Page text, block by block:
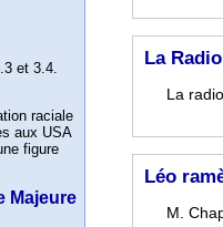
La
La
Léo
M.
et 3.4.
raciale
aux USA
figure
Majeure